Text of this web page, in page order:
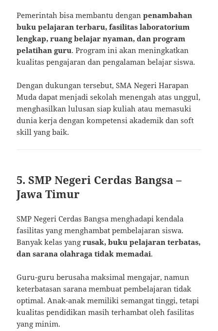
Pemerintah bisa membantu denganpenambahan
buku pelajaran terbaru, fasilitas laboratorium
lengkap, ruang belajar nyaman, dan program
pelatihan guru. Program ini akan meningkatkan
kualitas pengajaran dan pengalaman belajar siswa.
Dengan dukungan tersebut, SMA Negeri Harapan
Muda dapat menjadi sekolah menengah atas unggul,
menghasilkan lulusan siap kuliah atau memasuki
dunia kerja dengan kompetensi akademik dan soft
skill yang baik.
5. SMP Negeri Cerdas Bangsa –
Jawa Timur
SMP Negeri Cerdas Bangsa menghadapi kendala
fasilitas yang menghambat pembelajaran siswa.
Banyak kelas yangrusak, buku pelajaran terbatas,
dan sarana olahraga tidak memadai.
Guru-guru berusaha maksimal mengajar, namun
keterbatasan sarana membuat pembelajaran tidak
optimal. Anak-anak memiliki semangat tinggi, tetapi
kualitas pendidikan masih terhambat oleh fasilitas
yang minim.